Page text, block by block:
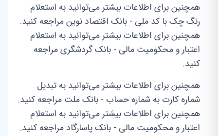
همچنین برای اطلاعات بیشتر می‌توانید به استعلام
رنگ چک با کد ملی - بانک اقتصاد نوین مراجعه کنید.
همچنین برای اطلاعات بیشتر می‌توانید به استعلام
اعتبار و محکومیت مالی - بانک گردشگری مراجعه
کنید.
همچنین برای اطلاعات بیشتر می‌توانید به تبدیل
شماره کارت به شماره حساب - بانک ملت مراجعه کنید.
همچنین برای اطلاعات بیشتر می‌توانید به استعلام
اعتبار و محکومیت مالی - بانک پاسارگاد مراجعه کنید.